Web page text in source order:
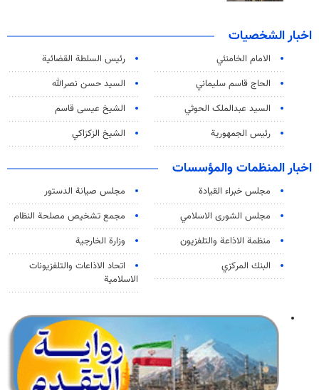
اخبار الشخصيات
الامام الخامنئي
رئیس السلطة القضائیة
الحاج قاسم سليماني
السيد حسن نصرالله
السید عبدالملک الحوثي
الشيخ عيسى قاسم
رئيس الجمهورية
الشيخ الزكزاكي
اخبار المنظمات والمؤسسات
مجلس خبراء القيادة
مجلس صيانة الدستور
مجلس الشورى الاسلامي
مجمع تشخيص مصلحة النظام
منظمة الاذاعة والتلفزیون
وزارة الخارجية
البنك المركزي
اتحاد الاذاعات والتلفزيونات
الاسلامية